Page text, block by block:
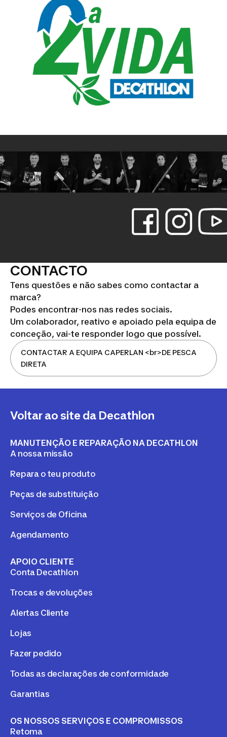
CONTACTO
Tens questões e não sabes como contactar a
marca?
Podes encontrar-nos nas redes sociais.
Um colaborador, reativo e apoiado pela equipa de
conceção, vai-te responder logo que possível.
CONTACTAR A EQUIPA CAPERLAN <br>DE PESCA
DIRETA
Voltar ao site da Decathlon
MANUTENÇÃO E REPARAÇÃO NA DECATHLON
A nossa missão
Repara o teu produto
Peças de substituição
Serviços de Oficina
Agendamento
APOIO CLIENTE
Conta Decathlon
Trocas e devoluções
Alertas Cliente
Lojas
Fazer pedido
Todas as declarações de conformidade
Garantias
OS NOSSOS SERVIÇOS E COMPROMISSOS
Retoma